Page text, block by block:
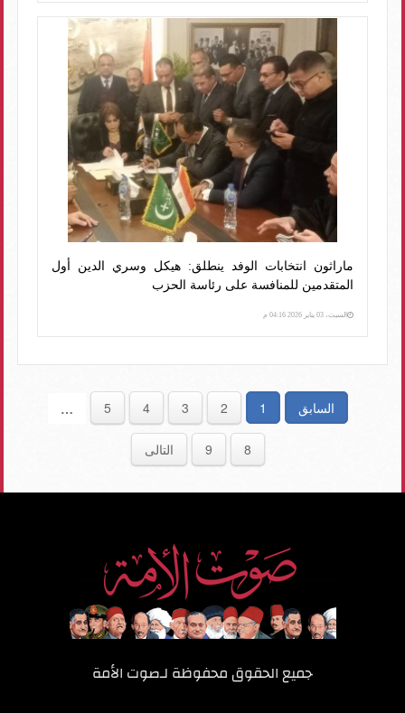
ماراثون انتخابات الوفد ينطلق: هيكل وسري الدين أول
المتقدمين للمنافسة على رئاسة الحزب
السبت، 03 يناير 2026 04:16 م
السابق 1
2
3
4
5
…
8
9 التالى
جميع الحقوق محفوظة لـصوت الأمة